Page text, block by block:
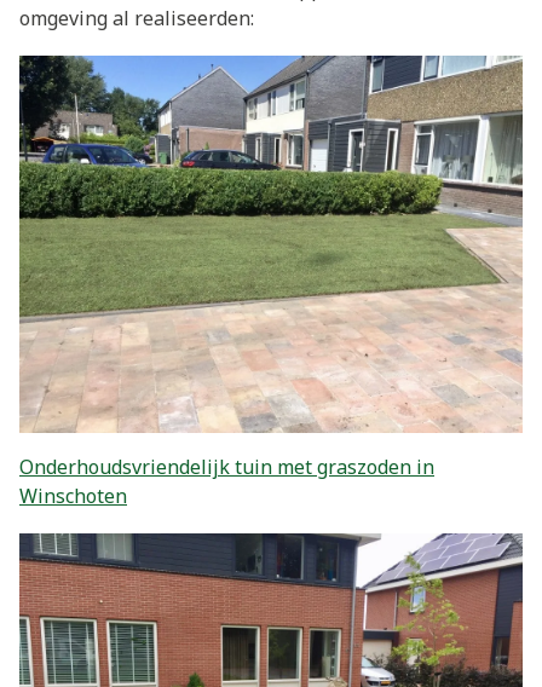
omgeving al realiseerden:
Onderhoudsvriendelijk tuin met graszoden in
Winschoten